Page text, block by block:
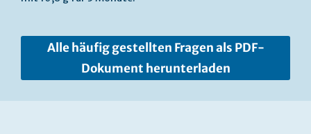
Alle häufig gestellten Fragen als PDF-
Dokument herunterladen